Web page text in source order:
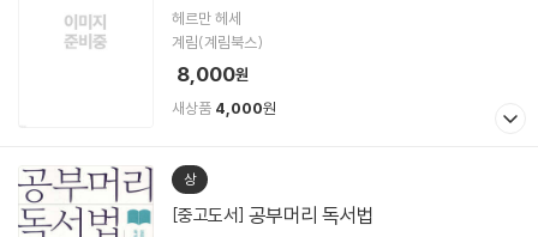
헤르만 헤세
계림(계림북스)
8,000원
새상품 4,000원
상
[중고도서] 공부머리 독서법